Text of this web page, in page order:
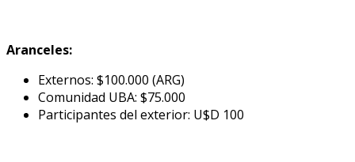
Aranceles:
Externos: $100.000 (ARG)
Comunidad UBA: $75.000
Participantes del exterior: U$D 100